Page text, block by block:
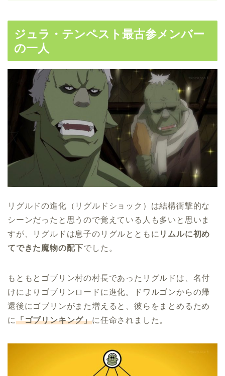
ジュラ・テンペスト最古参メンバー
の一人
リグルドの進化（リグルドショック）は結構衝撃的な
シーンだったと思うので覚えている人も多いと思いま
すが、リグルドは息子のリグルとともに リムルに初め
てできた魔物の配下でした。
もともとゴブリン村の村長であったリグルドは、名付
けによりゴブリンロードに進化。ドワルゴンからの帰
還後にゴブリンがまた増えると、彼らをまとめるため
に「ゴブリンキング」に任命されました。